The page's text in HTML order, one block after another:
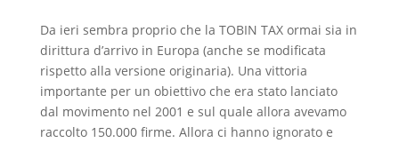
Da ieri sembra proprio che la TOBIN TAX ormai sia in
dirittura d’arrivo in Europa (anche se modificata
rispetto alla versione originaria). Una vittoria
importante per un obiettivo che era stato lanciato
dal movimento nel 2001 e sul quale allora avevamo
raccolto 150.000 firme. Allora ci hanno ignorato e